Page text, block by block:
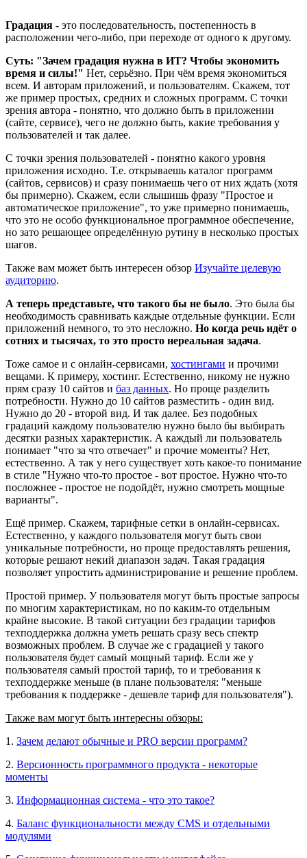
Градация - это последовательность, постепенность в
расположении чего-либо, при переходе от одного к другому.
Суть: "Зачем градация нужна в ИТ? Чтобы экономить
время и силы!" Нет, серьёзно. При чём время экономиться
всем. И авторам приложений, и пользователям. Скажем, тот
же пример простых, средних и сложных программ. С точки
зрения автора - понятно, что должно быть в приложении
(сайте, сервисе), чего не должно быть, какие требования у
пользователей и так далее.
С точки зрения пользователей - понятно какого уровня
приложения исходно. Т.е. открываешь каталог программ
(сайтов, сервисов) и сразу понимаешь чего от них ждать (хотя
бы примерно). Скажем, если слышишь фразу "Простое и
автоматическое приложение", то уже примерно понимаешь,
что это не особо функциональное программное обеспечение,
но зато решающее определённую рутину в несколько простых
шагов.
Также вам может быть интересен обзор Изучайте целевую
аудиторию.
А теперь представьте, что такого бы не было. Это была бы
необходимость сравнивать каждые отдельные функции. Если
приложений немного, то это несложно. Но когда речь идёт о
сотнях и тысячах, то это просто нереальная задача.
Тоже самое и с онлайн-сервисами, хостингами и прочими
вещами. К примеру, хостинг. Естественно, никому не нужно
прям сразу 10 сайтов и баз данных. Но проще разделить
потребности. Нужно до 10 сайтов разместить - один вид.
Нужно до 20 - второй вид. И так далее. Без подобных
градаций каждому пользователю нужно было бы выбирать
десятки разных характеристик. А каждый ли пользователь
понимает "что за что отвечает" и прочие моменты? Нет,
естественно. А так у него существует хоть какое-то понимание
в стиле "Нужно что-то простое - вот простое. Нужно что-то
посложнее - простое не подойдёт, нужно смотреть мощные
варианты".
Ещё пример. Скажем, тарифные сетки в онлайн-сервисах.
Естественно, у каждого пользователя могут быть свои
уникальные потребности, но проще предоставлять решения,
которые решают некий диапазон задач. Такая градация
позволяет упростить администрирование и решение проблем.
Простой пример. У пользователя могут быть простые запросы
по многим характеристикам, но по каким-то отдельным
крайне высокие. В такой ситуации без градации тарифов
техподдержка должна уметь решать сразу весь спектр
возможных проблем. В случае же с градацией у такого
пользователя будет самый мощный тариф. Если же у
пользователя самый простой тариф, то и требования к
техподдержке меньше (в плане пользователя: "меньше
требования к поддержке - дешевле тариф для пользователя").
Также вам могут быть интересны обзоры:
1. Зачем делают обычные и PRO версии программ?
2. Версионность программного продукта - некоторые
моменты
3. Информационная система - что это такое?
4. Баланс функциональности между CMS и отдельными
модулями